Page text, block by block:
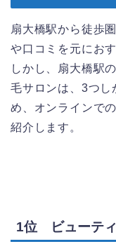
扇大橋駅から徒歩
や口コミを元にお
しかし、扇大橋駅
毛サロンは、3つし
め、オンラインで
紹介します。
1位 ビューテ